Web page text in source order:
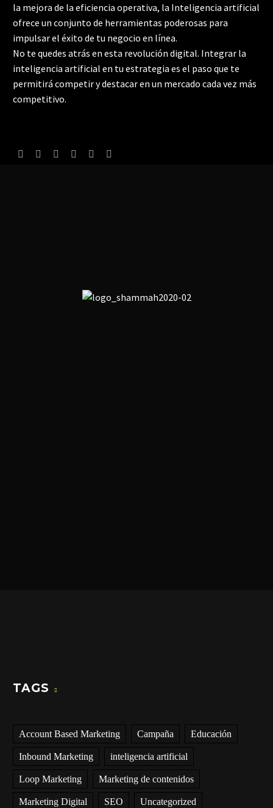
la mejora de la eficiencia operativa, la Inteligencia artificial
ofrece un conjunto de herramientas poderosas para
impulsar el éxito de tu negocio en línea.
No te quedes atrás en esta revolución digital. Integrar la
inteligencia artificial en tu estrategia es el paso que te
permitirá competir y destacar en un mercado cada vez más
competitivo.
TAGS
Account Based Marketing Campaña Educación
Inbound Marketing inteligencia artificial
Loop Marketing Marketing de contenidos
Marketing Digital SEO Uncategorized